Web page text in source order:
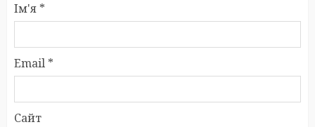
Ім'я *
Email *
Сайт